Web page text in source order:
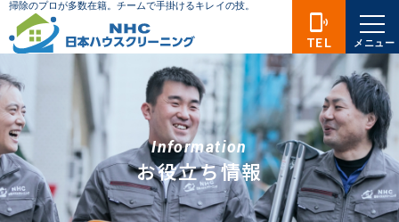
Information
お役立ち情報
phonelink_ring
TEL メニュー